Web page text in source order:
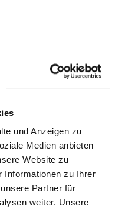
und Anzeigen zu
Medien anbieten
Website zu
Informationen zu Ihrer
Partner für
weiter. Unsere
ambulance
Approach
kliniken/stralsun...
(Chefarzt)